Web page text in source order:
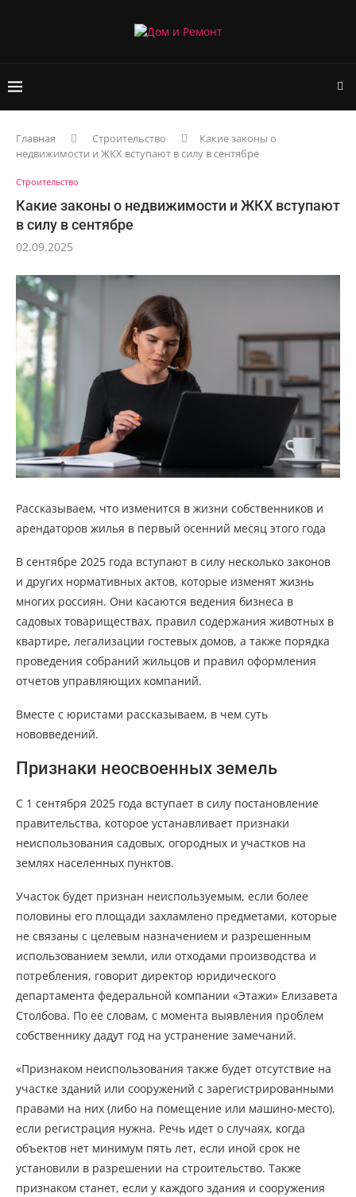
Главная Строительство
Какие законы о
недвижимости и ЖКХ вступают в силу в сентябре
Строительство
Какие законы о недвижимости и ЖКХ вступают
в силу в сентябре
02.09.2025
Рассказываем, что изменится в жизни собственников и
арендаторов жилья в первый осенний месяц этого года
В сентябре 2025 года вступают в силу несколько законов
и других нормативных актов, которые изменят жизнь
многих россиян. Они касаются ведения бизнеса в
садовых товариществах, правил содержания животных в
квартире, легализации гостевых домов, а также порядка
проведения собраний жильцов и правил оформления
отчетов управляющих компаний.
Вместе с юристами рассказываем, в чем суть
нововведений.
Признаки неосвоенных земель
С 1 сентября 2025 года вступает в силу постановление
правительства, которое устанавливает признаки
неиспользования садовых, огородных и участков на
землях населенных пунктов.
Участок будет признан неиспользуемым, если более
половины его площади захламлено предметами, которые
не связаны с целевым назначением и разрешенным
использованием земли, или отходами производства и
потребления, говорит директор юридического
департамента федеральной компании «Этажи» Елизавета
Столбова. По ее словам, с момента выявления проблем
собственнику дадут год на устранение замечаний.
«Признаком неиспользования также будет отсутствие на
участке зданий или сооружений с зарегистрированными
правами на них (либо на помещение или машино-место),
если регистрация нужна. Речь идет о случаях, когда
объектов нет минимум пять лет, если иной срок не
установили в разрешении на строительство. Также
признаком станет, если у каждого здания и сооружения